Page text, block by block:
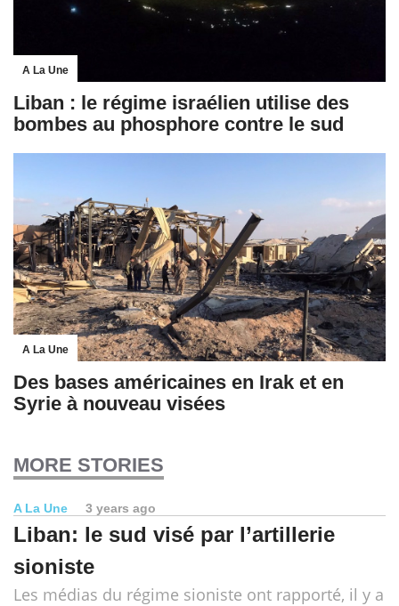
A La Une
Liban : le régime israélien utilise des
bombes au phosphore contre le sud
A La Une
Des bases américaines en Irak et en
Syrie à nouveau visées
MORE STORIES
A La Une 3 years ago
Liban: le sud visé par l’artillerie
sioniste
Les médias du régime sioniste ont rapporté, il y a